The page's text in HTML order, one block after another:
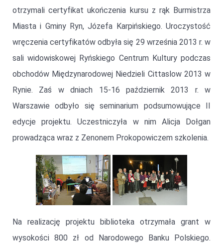
otrzymali certyfikat ukończenia kursu z rąk Burmistrza
Miasta i Gminy Ryn, Józefa Karpińskiego. Uroczystość
wręczenia certyfikatów odbyła się 29 września 2013 r. w
sali widowiskowej Ryńskiego Centrum Kultury podczas
obchodów Międzynarodowej Niedzieli Cittaslow 2013 w
Rynie. Zaś w dniach 15-16 październik 2013 r. w
Warszawie odbyło się seminarium podsumowujące II
edycje projektu. Uczestniczyła w nim Alicja Dołgan
prowadząca wraz z Zenonem Prokopowiczem szkolenia.
Na realizację projektu biblioteka otrzymała grant w
wysokości 800 zł od Narodowego Banku Polskiego.